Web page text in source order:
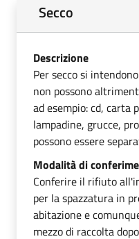
Secco
Descrizione
Per secco si
non possono
ad esempio: cd, carta
lampadine, grucce,
possono essere
Modalità di
Conferire il rifiuto
per la spazzatura in
abitazione e
mezzo di raccolta